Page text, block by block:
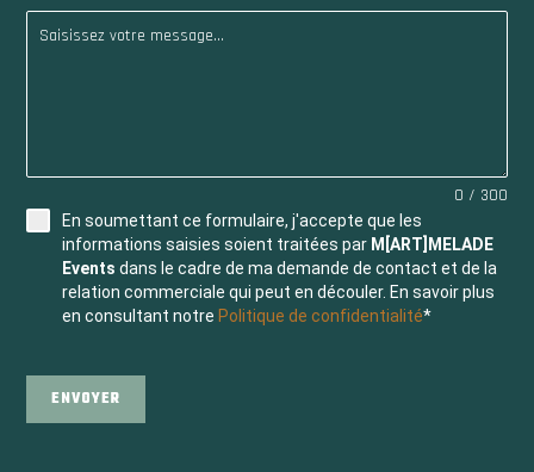
0 / 300
En soumettant ce formulaire, j'accepte que les
informations saisies soient traitées par M[ART]MELADE
Events dans le cadre de ma demande de contact et de la
relation commerciale qui peut en découler. En savoir plus
en consultant notrePolitique de confidentialité*
ENVOYER